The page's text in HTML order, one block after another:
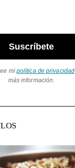
Suscríbete
mi política de privacidad
más información.